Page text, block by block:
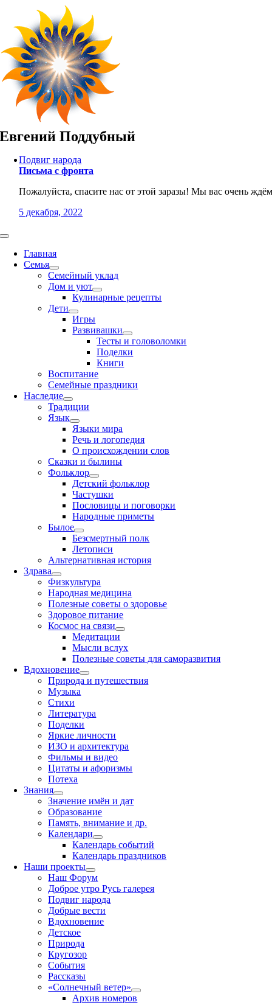
content
Евгений Поддубный
Подвиг народа
Письма с фронта
Пожалуйста, спасите нас от этой заразы! Мы вас очень
5 декабря, 2022
Toggle
NavigationГлавная
Семья
Семейный уклад
Дом и уют
Кулинарные рецепты
Дети
Игры
Развивашки
Тесты и головоломки
Поделки
Книги
Воспитание
Семейные праздники
Наследие
Традиции
Язык
Языки мира
Речь и логопедия
О происхождении слов
Сказки и былины
Фольклор
Детский фольклор
Частушки
Пословицы и поговорки
Народные приметы
Былое
Безсмертный полк
Летописи
Альтернативная история
Здрава
Физкультура
Народная медицина
Полезные советы о здоровье
Здоровое питание
Космос на связи
Медитации
Мысли вслух
Полезные советы для саморазвития
Вдохновение
Природа и путешествия
Музыка
Стихи
Литература
Поделки
Яркие личности
ИЗО и архитектура
Фильмы и видео
Цитаты и афоризмы
Потеха
Знания
Значение имён и дат
Образование
Память, внимание и др.
Календари
Календарь событий
Календарь праздников
Наши проекты
Наш Форум
Доброе утро Русь галерея
Подвиг народа
Добрые вести
Вдохновение
Детское
Природа
Кругозор
События
Рассказы
«Солнечный ветер»
Архив номеров